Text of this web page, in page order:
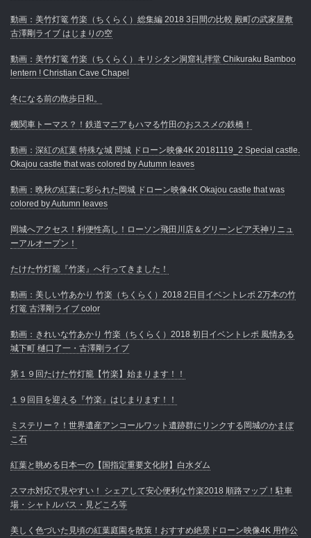
動画：美竹灯篭 竹楽（ちくらく）総集編 2018 3日間の比較 殿町の武家屋敷
古澤剛ライブ はじまりの空
動画：美竹灯篭 竹楽（ちくらく）キリシタン洞窟礼拝堂 Chikuraku Bamboo
lentern ! Christian Cave Chapel
冬になる前の散歩日和。
機関車トーマス？！鉄道マニアもハマる竹田のおススメの鉄橋！
動画：深紅の紅葉 特殊な城 岡城 ドローン映像4K 20181119_2 Special castle.
Okajou castle that was colored by Autumn leaves
動画：晩秋の紅葉に彩られた岡城 ドローン映像4K Okajou castle that was
colored by Autumn leaves
岡城へアクセス！利便性高し！ローソン飛田川店＆グリーンピア天神リニュ
ーアルオープン！
たけた竹灯籠『竹楽』へ行ってきました！
動画：美しい竹あかり 竹楽（ちくらく）2018 2日目イベントレポ 2万本の竹
灯篭 古澤剛ライブ color
動画：きれいな竹あかり 竹楽（ちくらく）2018 初日イベントレポ 風情ある
城下町 樋口了一・古澤剛ライブ
第１９回たけた竹灯籠【竹楽】始まります！！
１９回目を迎える『竹楽』はじまります！！
ミステリー？！世界遺産アンコールワット遺跡群にリンクする岡城のかまぼ
こ石
紅葉と眺める日本一の【国指定重要文化財】白水ダム
スマホ対応で見やすい！ シェアして安心便利な竹楽2018 順路マップ！駐車
場・シャトルバス・見どころ等
美しく色づいた見頃の紅葉庭園を散策！おすすめ絶景ドローン映像4K 用作公